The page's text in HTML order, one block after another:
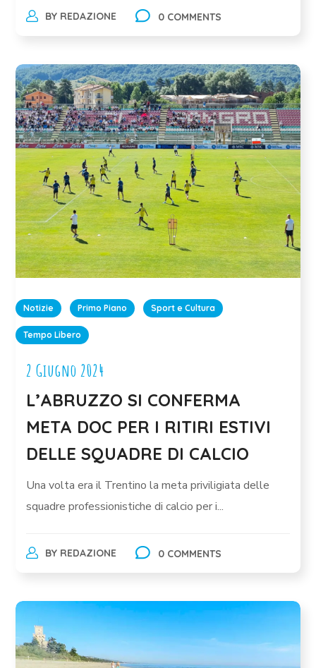
BY REDAZIONE 0 COMMENTS
Notizie Primo Piano Sport e Cultura
Tempo Libero
2 Giugno 2024
L’ABRUZZO SI CONFERMA
META DOC PER I RITIRI ESTIVI
DELLE SQUADRE DI CALCIO
Una volta era il Trentino la meta priviligiata delle
squadre professionistiche di calcio per i...
BY REDAZIONE 0 COMMENTS